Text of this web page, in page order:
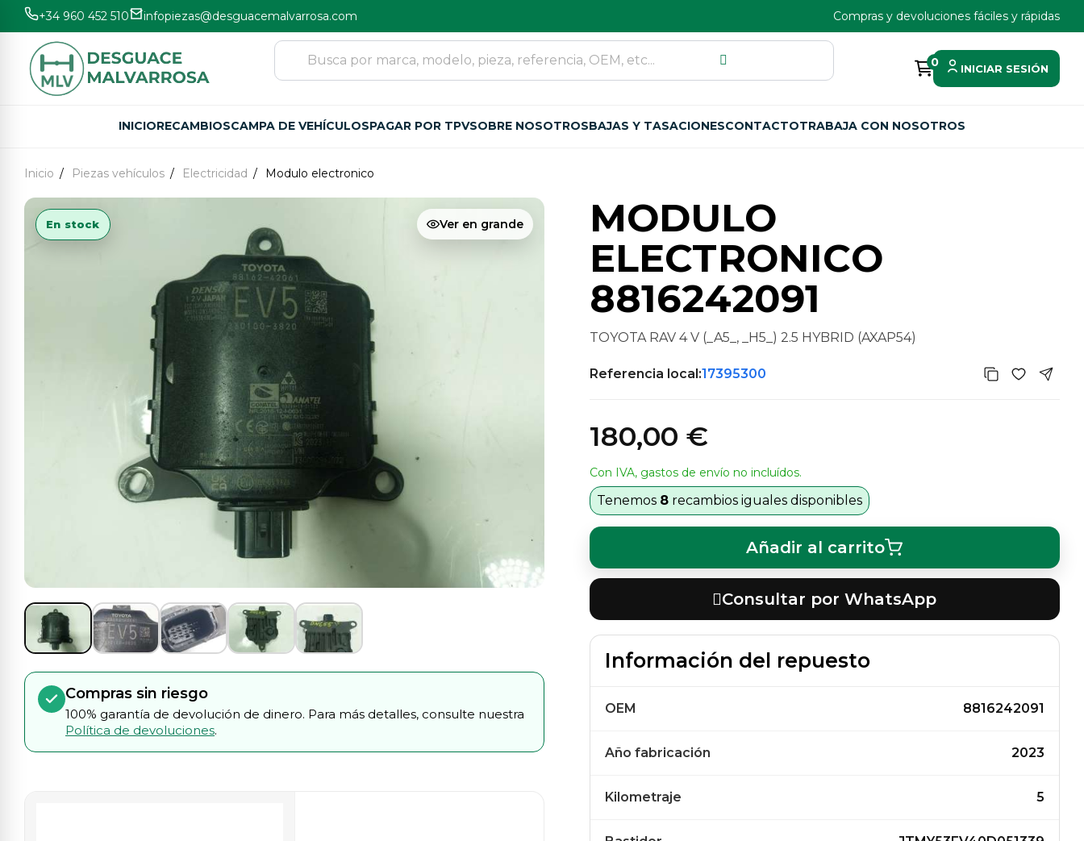
+34 960 452 510 infopiezas@desguacemalvarrosa.com Compras y devoluciones fáciles y rápidas
0 INICIAR SESIÓN
INICIORECAMBIOSCAMPA DE VEHÍCULOSPAGAR POR TPVSOBRE NOSOTROSBAJAS Y TASACIONESCONTACTOTRABAJA CON NOSOTROS
Inicio Piezas vehículos Electricidad Modulo electronico
Ver en grande
En stock
Compras sin riesgo
100% garantía de devolución de dinero. Para más detalles, consulte nuestra
Política de devoluciones.
MODULO
ELECTRONICO
8816242091
TOYOTA RAV 4 V (_A5_, _H5_) 2.5 HYBRID (AXAP54)
Referencia local:17395300
180,00 €
Con IVA, gastos de envío no incluídos.
Tenemos 8recambios iguales disponibles
Añadir al carrito
Consultar por WhatsApp
Información del repuesto
OEM 8816242091
Año fabricación 2023
Kilometraje 5